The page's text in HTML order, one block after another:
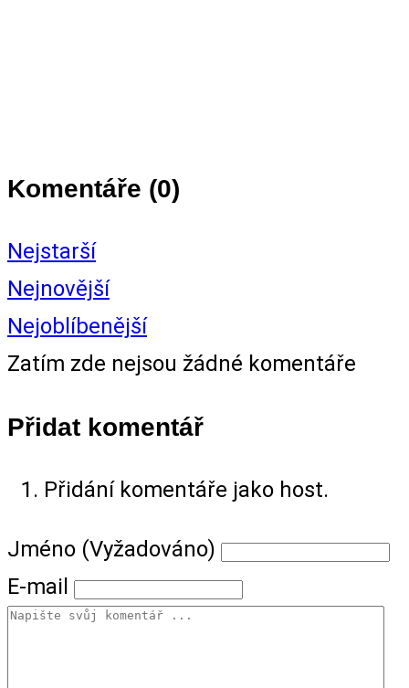
Komentáře (0)
Nejstarší
Nejnovější
Nejoblíbenější
Zatím zde nejsou žádné komentáře
Přidat komentář
Přidání komentáře jako host.
Jméno (Vyžadováno)
E-mail